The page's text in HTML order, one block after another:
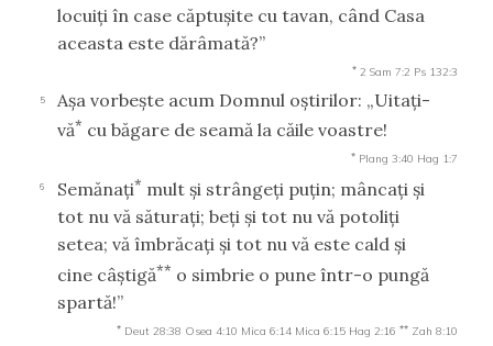
locuiţi în case căptuşite cu tavan, când Casa
aceasta este dărâmată?”
* 2 Sam 7:2 Ps 132:3
5
Aşa vorbeşte acum Domnul oştirilor: „Uitaţi-
vă* cu băgare de seamă la căile voastre!
* Plang 3:40 Hag 1:7
6 Semănaţi* mult şi strângeţi puţin; mâncaţi şi
tot nu vă săturaţi; beţi şi tot nu vă potoliţi
setea; vă îmbrăcaţi şi tot nu vă este cald şi
cine câştigă** o simbrie o pune într-o pungă
spartă!”
* Deut 28:38 Osea 4:10 Mica 6:14 Mica 6:15 Hag 2:16 ** Zah 8:10